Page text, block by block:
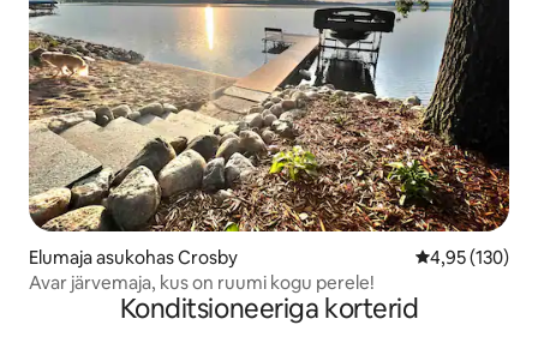
Elumaja asukohas Crosby Keskmine
4,95 (130)
Avar järvemaja, kus on ruumi kogu perele!
Konditsioneeriga korterid